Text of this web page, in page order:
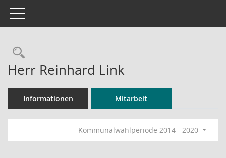
Toggle navigation
Rechercheauswahl
Herr Reinhard Link
Informationen Mitarbeit
Kommunalwahlperiode 2014 - 2020